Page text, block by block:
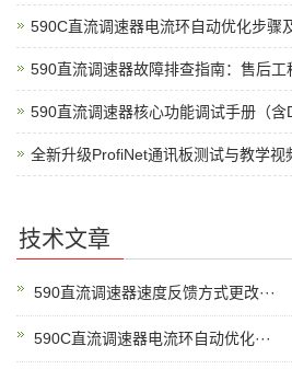
590C直流调速器电流环自动优化步骤
590直流调速器故障排查指南：售后工
590直流调速器核心功能调试手册（含
全新升级ProfiNet通讯板测试与教学视
技术文章
590直流调速器速度反馈方式更改···
590C直流调速器电流环自动优化···